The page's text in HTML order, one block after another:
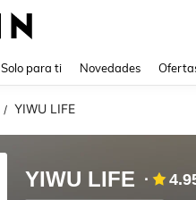
Solo para ti Novedades
/ YIWU LIFE
YIWU LIFE